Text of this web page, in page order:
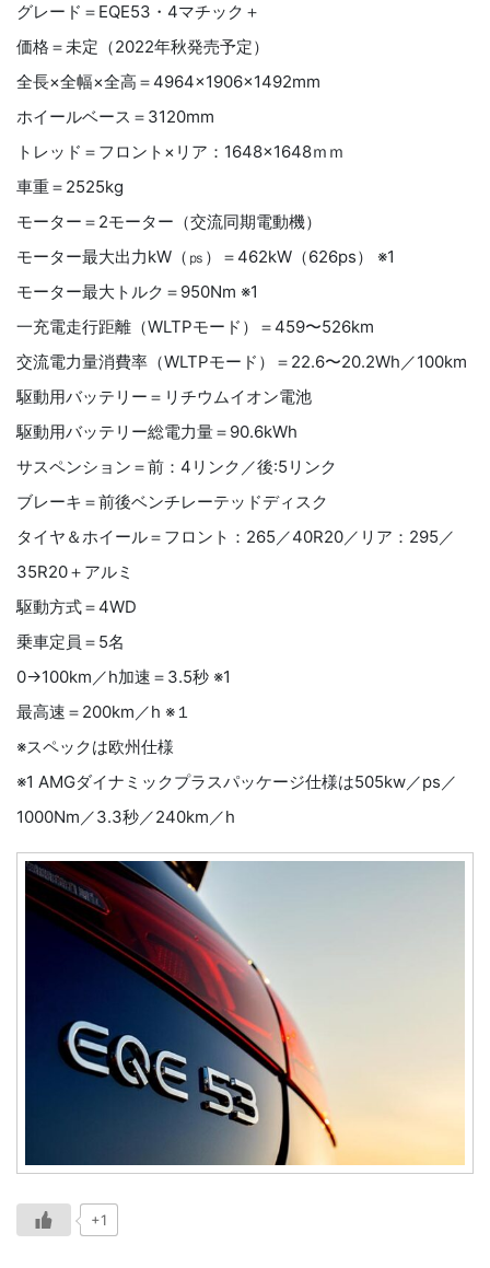
グレード＝EQE53・4マチック＋
価格＝未定（2022年秋発売予定）
全長×全幅×全高＝4964×1906×1492mm
ホイールベース＝3120mm
トレッド＝フロント×リア：1648×1648ｍｍ
車重＝2525kg
モーター＝2モーター（交流同期電動機）
モーター最大出力kW（㎰）＝462kW（626ps） ※1
モーター最大トルク＝950Nm ※1
一充電走行距離（WLTPモード）＝459〜526km
交流電力量消費率（WLTPモード）＝22.6〜20.2Wh／100km
駆動用バッテリー＝リチウムイオン電池
駆動用バッテリー総電力量＝90.6kWh
サスペンション＝前：4リンク／後:5リンク
ブレーキ＝前後ベンチレーテッドディスク
タイヤ＆ホイール＝フロント：265／40R20／リア：295／
35R20＋アルミ
駆動方式＝4WD
乗車定員＝5名
0→100km／h加速＝3.5秒 ※1
最高速＝200km／h ※１
※スペックは欧州仕様
※1 AMGダイナミックプラスパッケージ仕様は505kw／ps／
1000Nm／3.3秒／240km／h
+1